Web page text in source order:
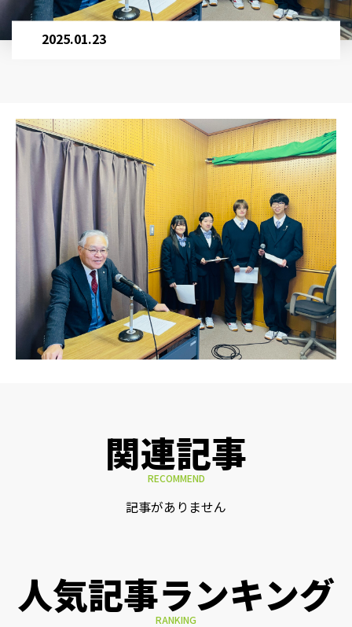
2025.01.23
関連記事
RECOMMEND
記事がありません
人気記事ランキング
RANKING